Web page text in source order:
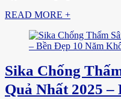
READ MORE +
Sika Chống
Quả Nhất 2025 –